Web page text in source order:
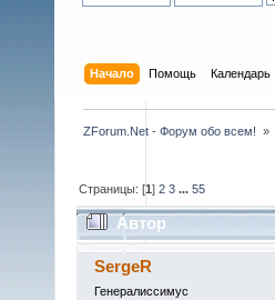
Начало Помощь Календарь
ZForum.Net - Форум обо всем! »
Страницы: [1]2 3 ...55
Автор
SergeR
Генералиссимус